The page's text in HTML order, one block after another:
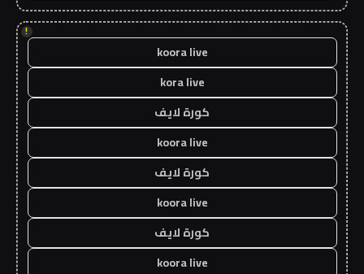
!
koora live
kora live
كورة لايف
koora live
كورة لايف
koora live
كورة لايف
koora live